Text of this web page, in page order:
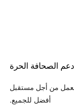
دعم الصحافة الحرة
من أجل مستقبل
أفضل للجميع.